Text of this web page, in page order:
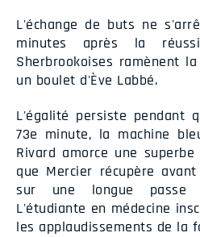
L'échange de buts ne
minutes après la
Sherbrookoises ramènent
un boulet d'Ève Labbé.
L'égalité persiste pendant
73e minute, la machine
Rivard amorce une
que Mercier récupère
sur une longue passe
L'étudiante en médecine
les applaudissements de la